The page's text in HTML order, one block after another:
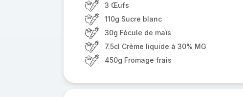
3 Œufs
110g Sucre blanc
30g Fécule de maïs
7.5cl Crème liquide à 30% MG
450g Fromage frais